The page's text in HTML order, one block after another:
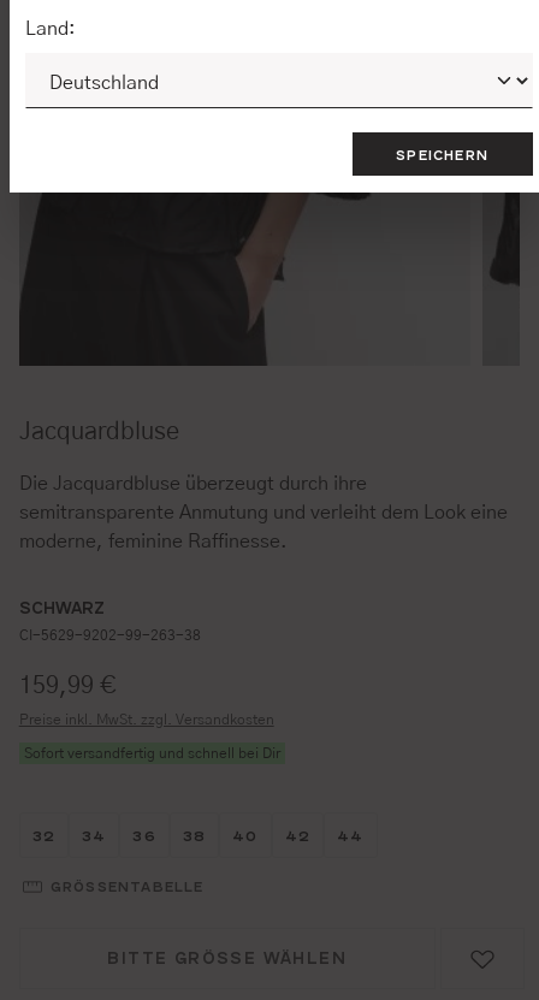
Jacquardbluse
Die Jacquardbluse überzeugt durch ihre
semitransparente Anmutung und verleiht dem Look eine
moderne, feminine Raffinesse.
SCHWARZ
CI-5629-9202-99-263-38
Regulärer Preis:
159,99 €
Preise inkl. MwSt. zzgl. Versandkosten
Sofort versandfertig und schnell bei Dir
Größe wählen
32 Größe wählen
34 Größe wählen
36 Größe wählen
38 Größe wählen
40 Größe wählen
42 Größe wählen
44
GRÖSSENTABELLE
BITTE GRÖSSE WÄHLEN
Land:
SPEICHERN